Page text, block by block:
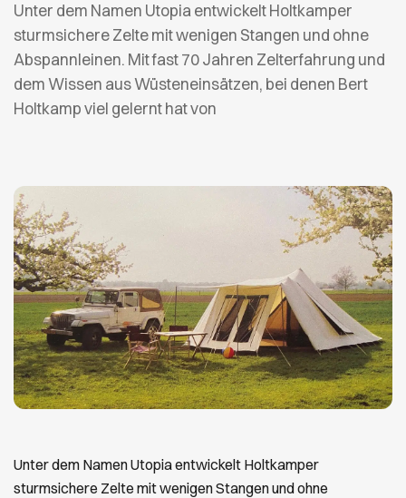
Unter dem Namen Utopia entwickelt Holtkamper
sturmsichere Zelte mit wenigen Stangen und ohne
Abspannleinen. Mit fast 70 Jahren Zelterfahrung und
dem Wissen aus Wüsteneinsätzen, bei denen Bert
Holtkamp viel gelernt hat von
Unter dem Namen Utopia entwickelt Holtkamper
sturmsichere Zelte mit wenigen Stangen und ohne